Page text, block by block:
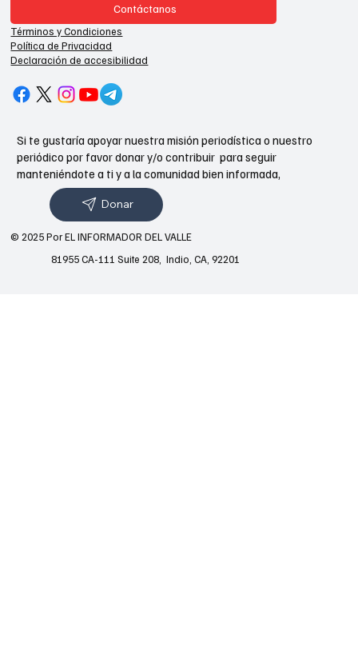
Contáctanos
Términos y Condiciones
Política de Privacidad
Declaración de accesibilidad
Si te gustaría apoyar nuestra misión periodística o nuestro
periódico por favor donar y/o contribuir para seguir
manteniéndote a ti y a la comunidad bien informada,
Donar
81955 CA-111 Suite 208, Indio, CA, 92201
© 2025 Por EL INFORMADOR DEL VALLE